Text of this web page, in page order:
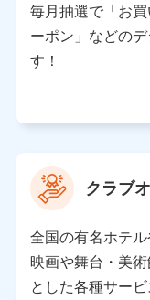
ドコモおよび提
（各サービスで
トの閲覧履歴、
ータを分析して
上記に係る案内
【当該個人データの
所・代表者名】
当該個人データを
り）
東京都千代田区永
毎月抽選で「お
ーポン」などの
す！
クラブ
全国の有名ホテ
映画や舞台・美
とした各種サー